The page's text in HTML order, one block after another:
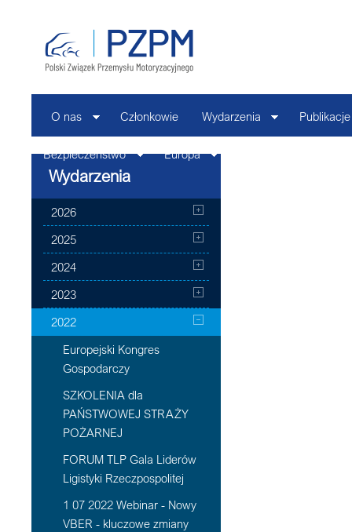
O nas Członkowie Wydarzenia Publikacje
Bezpieczeństwo Europa
Wydarzenia
2026
2025
2024
2023
2022
Europejski Kongres
Gospodarczy
SZKOLENIA dla
PAŃSTWOWEJ STRAŻY
POŻARNEJ
FORUM TLP Gala Liderów
Ligistyki Rzeczpospolitej
1 07 2022 Webinar - Nowy
VBER - kluczowe zmiany